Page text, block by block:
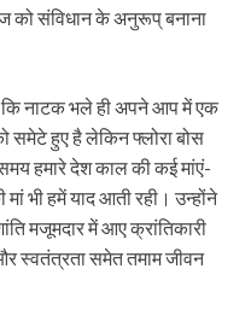
को संविधान के अनुरूप् बनाना
कि नाटक भले ही अपने आप में एक
समेटे हुए है लेकिन फ्लोरा बोस
हमारे देश काल की कई मांएं-
भी हमें याद आती रही। उन्होंने
मजूमदार में आए क्रांतिकारी
स्वतंत्रता समेत तमाम जीवन